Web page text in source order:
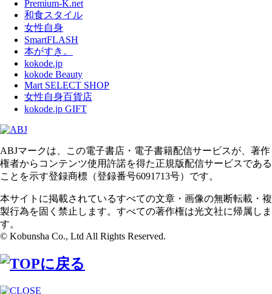
Premium-K.net
和食スタイル
女性自身
SmartFLASH
本がすき。
kokode.jp
kokode Beauty
Mart SELECT SHOP
女性自身百貨店
kokode.jp GIFT
ABJマークは、この電子書店・電子書籍配信サービスが、著作
権者からコンテンツ使用許諾を得た正規版配信サービスである
ことを示す登録商標（登録番号6091713号）です。
本サイトに掲載されているすべての文章・画像の無断転載・複
製行為を固く禁止します。すべての著作権は光文社に帰属しま
す。
© Kobunsha Co., Ltd All Rights Reserved.